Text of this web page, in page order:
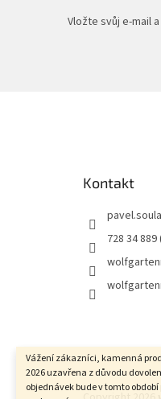
Vážení zákazníci, kamenná
2026 uzavřena z důvodu
objednávek bude v tomto
Vložte svůj e-mail
Kontakt
pavel.soula
728 34 889